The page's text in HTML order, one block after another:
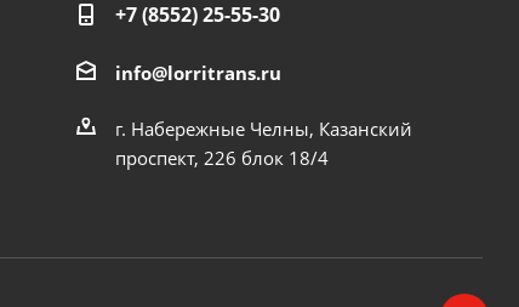
+7 (8552) 25-55-30
info@lorritrans.ru
г. Набережные Челны, Казанский
проспект, 226 блок 18/4